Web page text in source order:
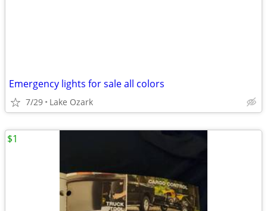
Emergency lights for sale all colors
7/29 Lake Ozark
$1